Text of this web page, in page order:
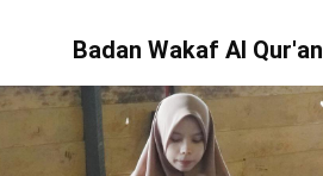
Badan Wakaf Al Qur'an